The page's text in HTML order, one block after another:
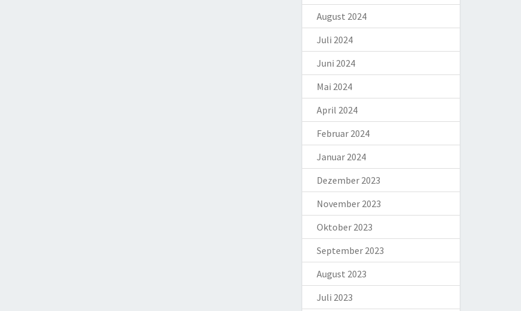
August 2024
Juli 2024
Juni 2024
Mai 2024
April 2024
Februar 2024
Januar 2024
Dezember 2023
November 2023
Oktober 2023
September 2023
August 2023
Juli 2023